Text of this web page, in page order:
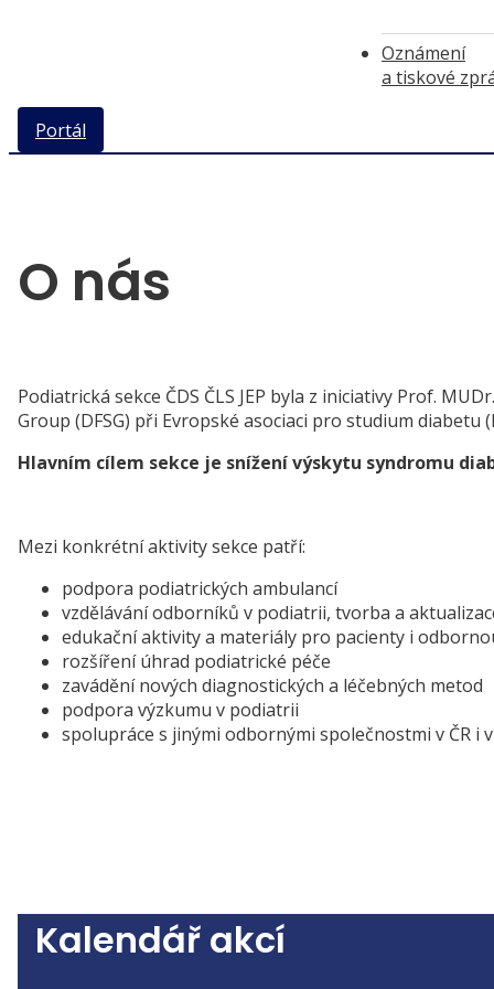
Oznámení
a tiskové
Portál
O nás
Podiatrická sekce ČDS ČLS JEP byla z iniciativy Prof.
Group (DFSG) při Evropské asociaci pro studium diabetu
Hlavním cílem sekce je snížení výskytu syndromu
Mezi konkrétní aktivity sekce patří:
podpora podiatrických ambulancí
vzdělávání odborníků v podiatrii, tvorba a
edukační aktivity a materiály pro pacienty i
rozšíření úhrad podiatrické péče
zavádění nových diagnostických a léčebných metod
podpora výzkumu v podiatrii
spolupráce s jinými odbornými společnostmi v ČR i
Kalendář akcí